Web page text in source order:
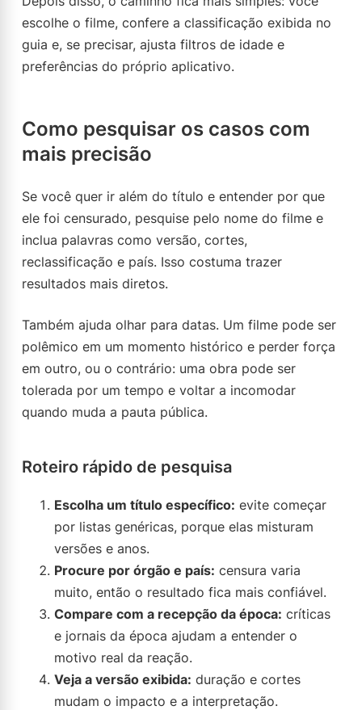
escolhe o filme, confere a classificação exibida no
guia e, se precisar, ajusta filtros de idade e
preferências do próprio aplicativo.
Como pesquisar os casos com
mais precisão
Se você quer ir além do título e entender por que
ele foi censurado, pesquise pelo nome do filme e
inclua palavras como versão, cortes,
reclassificação e país. Isso costuma trazer
resultados mais diretos.
Também ajuda olhar para datas. Um filme pode ser
polêmico em um momento histórico e perder força
em outro, ou o contrário: uma obra pode ser
tolerada por um tempo e voltar a incomodar
quando muda a pauta pública.
Roteiro rápido de pesquisa
Escolha um título específico: evite começar
por listas genéricas, porque elas misturam
versões e anos.
Procure por órgão e país: censura varia
muito, então o resultado fica mais confiável.
Compare com a recepção da época: críticas
e jornais da época ajudam a entender o
motivo real da reação.
Veja a versão exibida: duração e cortes
mudam o impacto e a interpretação.